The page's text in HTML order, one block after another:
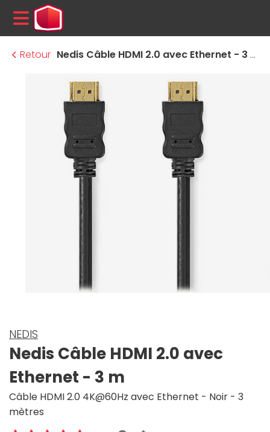
MENU
Retour
Nedis Câble HDMI 2.0 avec Ethernet - 3 m
NEDIS
Nedis Câble HDMI 2.0 avec
Ethernet - 3 m
Câble HDMI 2.0 4K@60Hz avec Ethernet - Noir - 3
mètres